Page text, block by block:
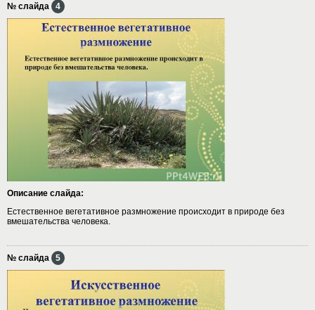
№ слайда 4
Описание слайда:
Естественное вегетативное размножение происходит в природе без
вмешательства человека.
№ слайда 5